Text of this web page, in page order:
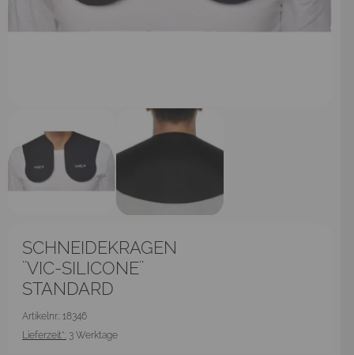
SCHNEIDEKRAGEN
¨VIC-SILICONE¨
STANDARD
Artikelnr.: 18346
Lieferzeit*: 3 Werktage